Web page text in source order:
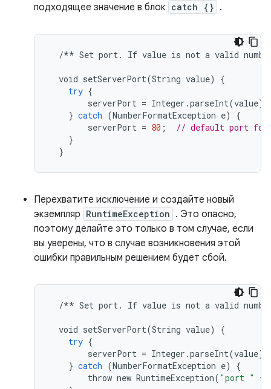
подходящее значение в блок catch {} .
/** Set port. If value is not a valid
void setServerPort(String value)
{
try {
serverPort = Integer .parseInt(value);
} catch (NumberFormatException e)
{
serverPort = 80 ;
// default port for
}
}
Перехватите исключение и создайте новый
экземпляр RuntimeException . Это опасно,
поэтому делайте это только в том случае, если
вы уверены, что в случае возникновения этой
ошибки правильным решением будет сбой.
/** Set port. If value is not a valid
void setServerPort(String value)
{
try {
serverPort = Integer .parseInt(value);
} catch (NumberFormatException e)
{
throw new RuntimeException( "port " +